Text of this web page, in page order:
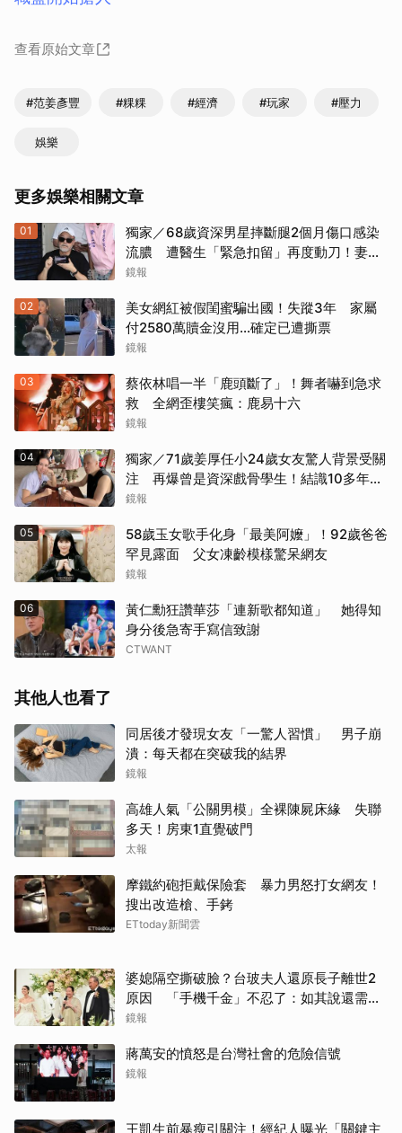
查看原始文章
#范姜彥豐 #粿粿 #經濟 #玩家 #壓力
娛樂
更多娛樂相關文章
01
獨家／68歲資深男星摔斷腿2個月傷口感染
流膿 遭醫生「緊急扣留」再度動刀！妻心
力交瘁曝現況
鏡報
02
美女網紅被假閨蜜騙出國！失蹤3年 家屬
付2580萬贖金沒用…確定已遭撕票
鏡報
03
蔡依林唱一半「鹿頭斷了」！舞者嚇到急求
救 全網歪樓笑瘋：鹿易十六
鏡報
04
獨家／71歲姜厚任小24歲女友驚人背景受關
注 再爆曾是資深戲骨學生！結識10多年私
下為人曝光
鏡報
05
58歲玉女歌手化身「最美阿嬤」！92歲爸爸
罕見露面 父女凍齡模樣驚呆網友
鏡報
06
黃仁勳狂讚華莎「連新歌都知道」 她得知
身分後急寄手寫信致謝
CTWANT
其他人也看了
同居後才發現女友「一驚人習慣」 男子崩
潰：每天都在突破我的結界
鏡報
高雄人氣「公關男模」全裸陳屍床緣 失聯
多天！房東1直覺破門
太報
摩鐵約砲拒戴保險套 暴力男怒打女網友！
搜出改造槍、手銬
ETtoday新聞雲
婆媳隔空撕破臉？台玻夫人還原長子離世2
原因 「手機千金」不忍了：如其說還需要
離開嗎？
鏡報
蔣萬安的憤怒是台灣社會的危險信號
鏡報
王凱生前暴瘦引關注！經紀人曝光「關鍵主